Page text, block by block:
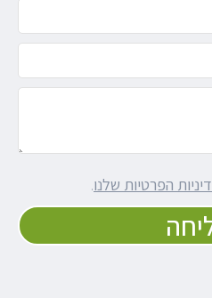
הפרטיות שלנו.